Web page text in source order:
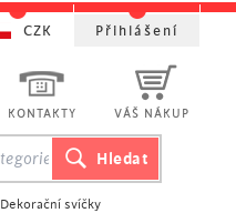
Dekorační svíčky
KONTAKTY VÁŠ NÁKUP
CZK Přihlášení